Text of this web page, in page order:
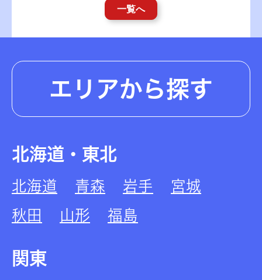
一覧へ
エリアから探す
北海道・東北
北海道 青森 岩手
宮城
秋田
山形 福島
関東